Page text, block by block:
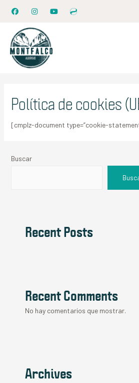
Política de cookies
[cmplz-document type=”cookie-
Buscar
Recent Posts
Recent Comments
No hay comentarios que mostrar.
Archives